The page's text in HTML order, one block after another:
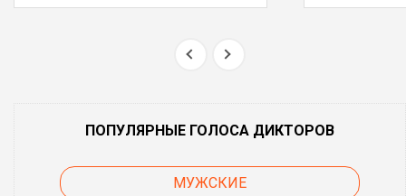
ПОПУЛЯРНЫЕ ГОЛОСА ДИКТОРОВ
МУЖСКИЕ